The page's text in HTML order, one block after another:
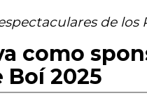
de los
como
Boí 2025